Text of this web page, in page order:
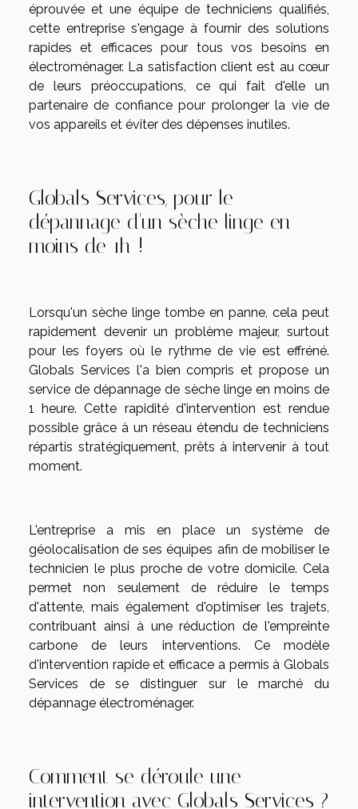
éprouvée et une équipe de techniciens qualifiés,
cette entreprise s'engage à fournir des solutions
rapides et efficaces pour tous vos besoins en
électroménager. La satisfaction client est au cœur
de leurs préoccupations, ce qui fait d'elle un
partenaire de confiance pour prolonger la vie de
vos appareils et éviter des dépenses inutiles.
Globals Services, pour le
dépannage d'un sèche linge en
moins de 1h !
Lorsqu'un sèche linge tombe en panne, cela peut
rapidement devenir un problème majeur, surtout
pour les foyers où le rythme de vie est effréné.
Globals Services l'a bien compris et propose un
service de dépannage de sèche linge en moins de
1 heure. Cette rapidité d'intervention est rendue
possible grâce à un réseau étendu de techniciens
répartis stratégiquement, prêts à intervenir à tout
moment.
L'entreprise a mis en place un système de
géolocalisation de ses équipes afin de mobiliser le
technicien le plus proche de votre domicile. Cela
permet non seulement de réduire le temps
d'attente, mais également d'optimiser les trajets,
contribuant ainsi à une réduction de l'empreinte
carbone de leurs interventions. Ce modèle
d'intervention rapide et efficace a permis à Globals
Services de se distinguer sur le marché du
dépannage électroménager.
Comment se déroule une
intervention avec Globals Services ?